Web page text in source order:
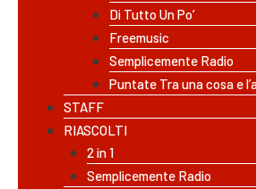
Di Tutto Un Po’
Freemusic
Semplicemente Radio
Puntate Tra una cosa e
STAFF
RIASCOLTI
2 in 1
Semplicemente Radio